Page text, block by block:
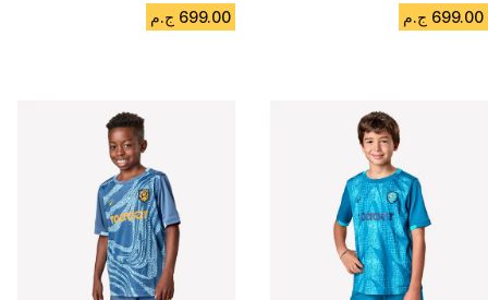
699.00 ج.م 699.00 ج.م